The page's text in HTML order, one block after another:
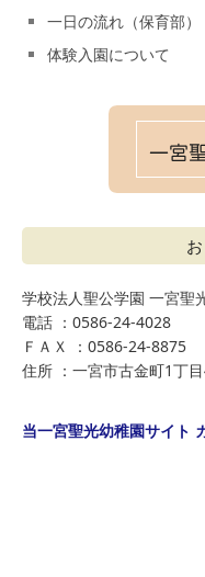
一日の流れ（保育部）
体験入園について
学校法人聖公学園 一宮聖
電話 ：0586-24-4028
ＦＡＸ ：0586-24-8875
住所 ：一宮市古金町1丁
当一宮聖光幼稚園サイト